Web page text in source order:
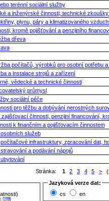
terénní sociální služby
a inženýrské činnosti; technické
plynu, páry a klimatizovaného
kromě pojišťování a penzijního
dřeva
počítačů, výrobků pro osobní potřebu
a instalace strojů a zařízení
vědecké a technické činnosti
průmysl
sociální péče
pro těžbu a dobývání nerostných
zajišťovací činnosti, penzijní financování,
k finančním a pojišťovacím činnostem
služeb
infrastruktury, zpracování dat,
a podávání nápojů
Stránka:
1 2 3 4 5 >
Jazyková verze dat:
cs
en